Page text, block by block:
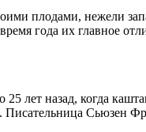
плодами, нежели
года их главное
лет назад, когда
Сьюзен